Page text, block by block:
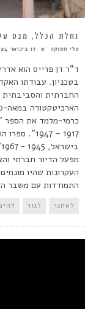
נחלת הכלל, מבט
טלי חתוקה 17 בינואר 2024
ד"ר דן פרייס הוא
בטכניון. עבודתו
החברתית והסביבתית
כרמי-מלמד את הספר
1917 –
מפעל הדיור חברתי
העקרונות שהיו
התמודדות עם משבר
לאתגר לגור